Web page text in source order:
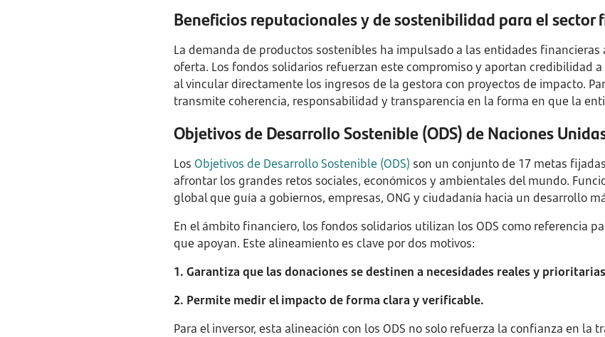
Beneficios reputacionales y de sostenibilidad para el sector
La demanda de productos sostenibles ha impulsado a las entidades financieras
oferta. Los fondos solidarios refuerzan este compromiso y aportan credibilidad
al vincular directamente los ingresos de la gestora con proyectos de impacto.
transmite coherencia, responsabilidad y transparencia en la forma en que la
Objetivos de Desarrollo Sostenible (ODS) de Naciones
Los Objetivos de Desarrollo Sostenible (ODS) son un conjunto de 17 metas
afrontar los grandes retos sociales, económicos y ambientales del mundo.
global que guía a gobiernos, empresas, ONG y ciudadanía hacia un desarrollo
En el ámbito financiero, los fondos solidarios utilizan los ODS como referencia
que apoyan. Este alineamiento es clave por dos motivos:
1. Garantiza que las donaciones se destinen a necesidades reales y
2. Permite medir el impacto de forma clara y verificable.
Para el inversor, esta alineación con los ODS no solo refuerza la confianza en la